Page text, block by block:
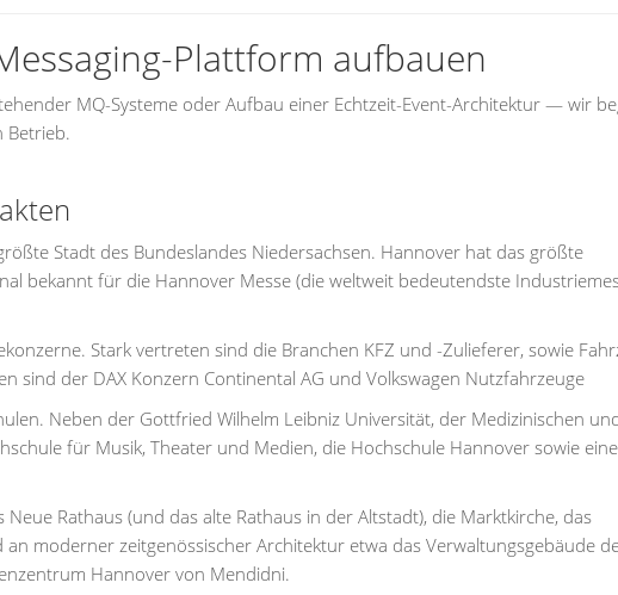
Plattform aufbauen
MQ-Systeme oder Aufbau einer Echtzeit-Event-Architektur — wir
Betrieb.
Stadt des Bundeslandes Niedersachsen. Hannover hat das größte
bekannt für die Hannover Messe (die weltweit bedeutendste
Stark vertreten sind die Branchen KFZ und -Zulieferer, sowie
sind der DAX Konzern Continental AG und Volkswagen Nutzfahrzeuge
Neben der Gottfried Wilhelm Leibniz Universität, der Medizinischen
für Musik, Theater und Medien, die Hochschule Hannover sowie
Rathaus (und das alte Rathaus in der Altstadt), die Marktkirche, das
moderner zeitgenössischer Architektur etwa das Verwaltungsgebäude
Hannover von Mendidni.